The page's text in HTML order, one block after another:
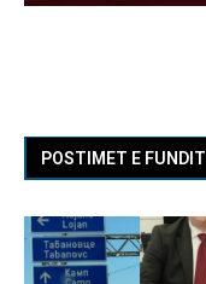
POSTIMET E FUNDIT